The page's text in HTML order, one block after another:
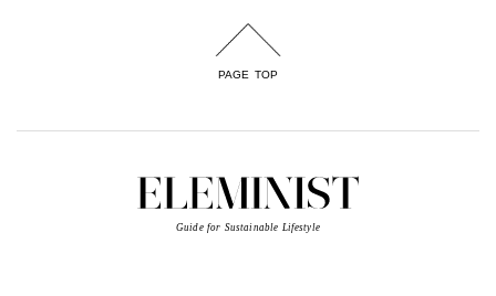
PAGE TOP
Guide for Sustainable Lifestyle